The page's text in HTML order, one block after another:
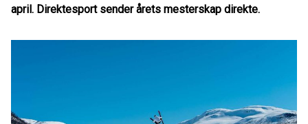
april. Direktesport sender årets mesterskap direkte.